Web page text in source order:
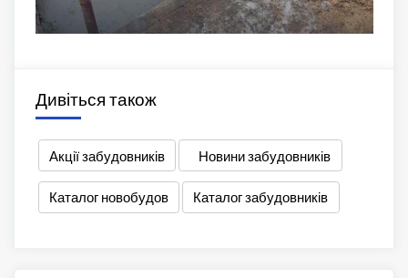
Дивіться також
Акції забудовників Новини забудовників
Каталог новобудов Каталог забудовників